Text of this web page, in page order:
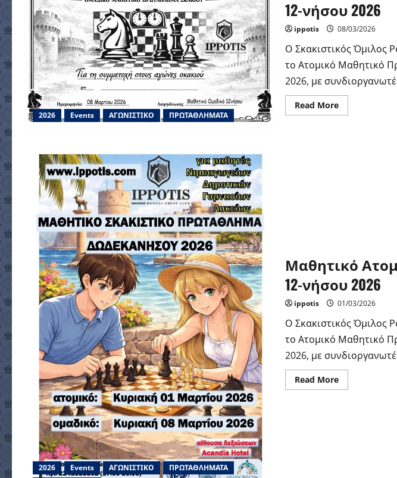
2026 Events ΑΓΩΝΙΣΤΙΚΟ ΠΡΩΤΑΘΛΗΜΑΤΑ
12-νήσου 2026
ippotis 08/03/2026
Ο Σκακιστικός Όμιλος
το Ατομικό Μαθητικό
2026, με
Read MoreRead
more
2026 Events ΑΓΩΝΙΣΤΙΚΟ
ΠΡΩΤΑΘΛΗΜΑΤΑ
Μαθητικό
12-νήσου 2026
ippotis 01/03/2026
Ο Σκακιστικός Όμιλος
το Ατομικό Μαθητικό
2026, με
Read MoreRead
more